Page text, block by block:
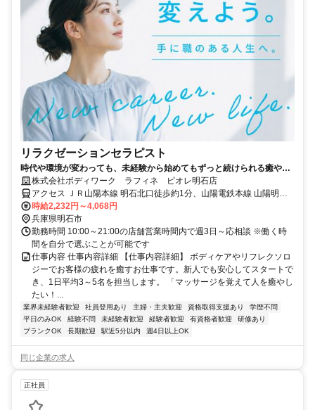
リラクゼーションセラピスト
時代や環境が変わっても、未経験から始めてもずっと続けられる癒やし
の仕事。手に職を身につけて、生き方を変えよう。
株式会社ボディワーク ラフィネ ピオレ明石店
アクセス ＪＲ山陽本線 明石北口徒歩約1分、山陽電鉄本線 山陽明石
西出口徒歩約1分、航路 明石港徒歩約8分 最寄駅：明石駅
時給2,232円～4,068円
兵庫県明石市
勤務時間 10:00～21:00の店舗営業時間内で週3日～応相談 ※働く時
間を自分で選ぶことが可能です
仕事内容 仕事内容詳細 【仕事内容詳細】 ボディケアやリフレクソロ
ジーでお客様の疲れを癒すお仕事です。新人でも安心してスタートで
き、1日平均3～5名を担当します。 「マッサージを覚えて人を癒やし
たい！...
業界未経験者歓迎 社員登用あり 主婦・主夫歓迎 資格取得支援あり
学歴不問
平日のみOK
経験不問 未経験者歓迎 経験者歓迎 有資格者歓迎
研修あり
ブランクOK
長期歓迎 駅近5分以内 週4日以上OK
同じ企業の求人
正社員